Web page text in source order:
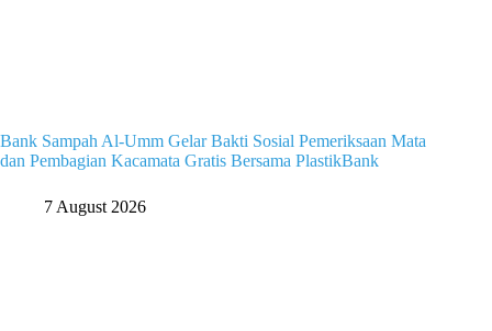
Bank Sampah Al-Umm Gelar Bakti Sosial Pemeriksaan Mata
dan Pembagian Kacamata Gratis Bersama PlastikBank
7 August 2026